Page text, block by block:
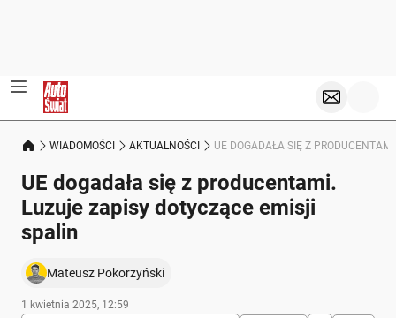
WIADOMOŚCI AKTUALNOŚCI UE DOGADAŁA SIĘ Z
UE dogadała się z producentami.
Luzuje zapisy dotyczące emisji
spalin
Mateusz Pokorzyński
1 kwietnia 2025, 12:59